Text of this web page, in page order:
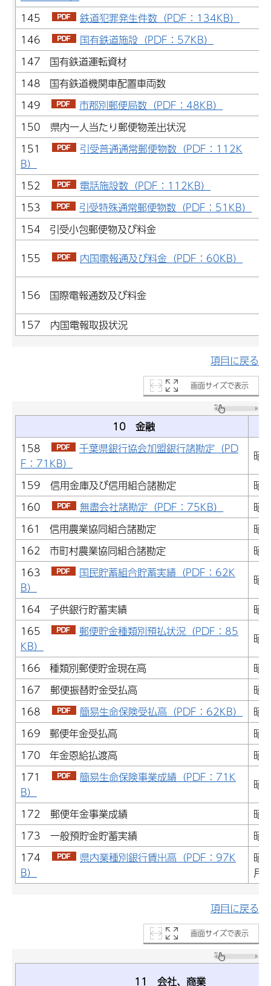
145
鉄道犯罪発生件数（PDF：134KB）
146
国有鉄道施設（PDF：57KB）
147 国有鉄道運転資材
148 国有鉄道機関車配置車両数
149
市郡別郵便局数（PDF：48KB）
150 県内一人当たり郵便物差出状況
151
引受普通通常郵便物数（PDF：112K
B）
152
電話施設数（PDF：112KB）
153
引受特殊通常郵便物数（PDF：51KB）
154 引受小包郵便物及び料金
155
内国電報通及び料金（PDF：60KB）
156 国際電報通数及び料金
157 内国電報取扱状況
項目に戻る
画面サイズで表示
10 金融
158
千葉県銀行協会加盟銀行諸勘定（PD
F：71KB）
昭
159 信用金庫及び信用組合諸勘定
昭
160
無盡会社諸勘定（PDF：75KB）
昭
161 信用農業協同組合諸勘定
昭
162 市町村農業協同組合諸勘定
昭
163
国民貯蓄組合貯蓄実績（PDF：62K
B）
昭
164 子供銀行貯蓄実績
昭
165
郵便貯金種類別預払状況（PDF：85
KB）
昭
166 種類別郵便貯金現在高
昭
167 郵便振替貯金受払高
昭
168
簡易生命保険受払高（PDF：62KB）
昭
169 郵便年金受払高
昭
170 年金恩給払渡高
昭
171
簡易生命保険事業成績（PDF：71K
B）
昭
172 郵便年金事業成績
昭
173 一般預貯金貯蓄実績
昭
174
県内業種別銀行賃出高（PDF：97K
B）
昭
月
項目に戻る
画面サイズで表示
11 会社、商業